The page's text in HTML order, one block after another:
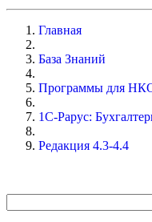
Главная
База Знаний
Программы для
1С-Рарус:
Редакция 4.3-4.4